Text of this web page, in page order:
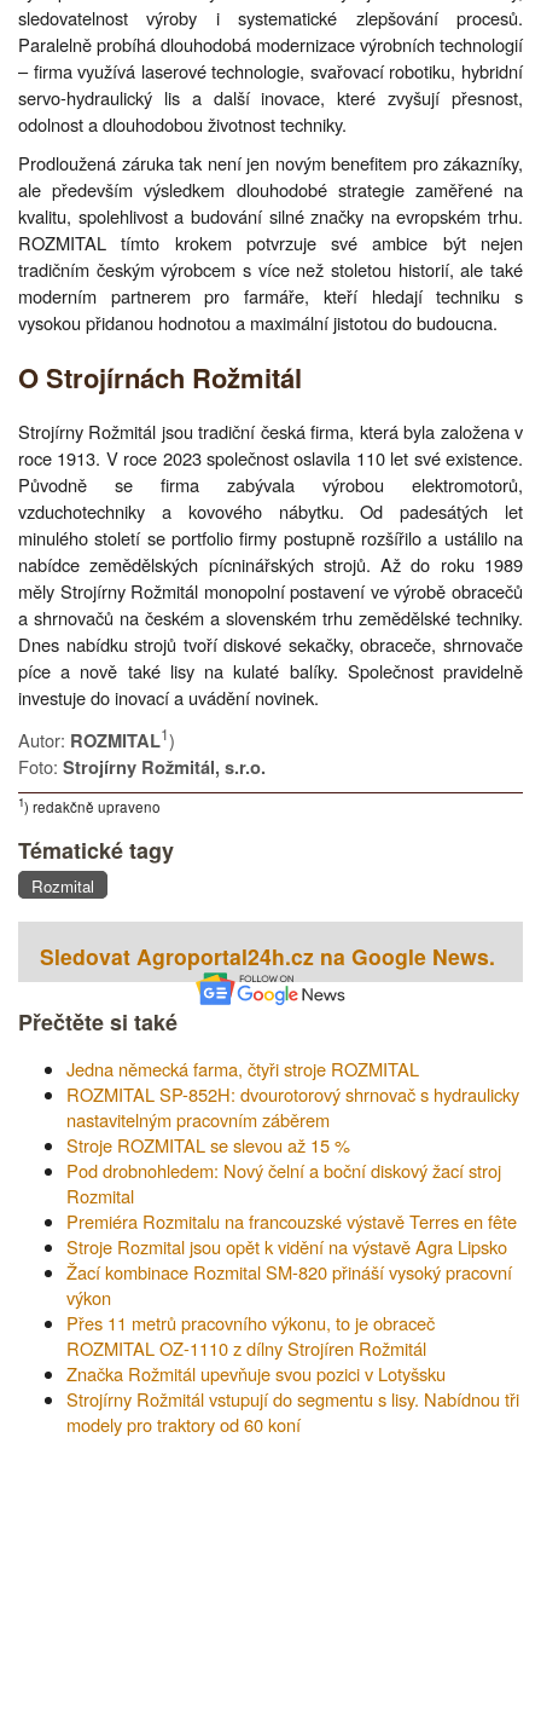
sledovatelnost výroby i systematické zlepšování procesů.
Paralelně probíhá dlouhodobá modernizace výrobních technologií
– firma využívá laserové technologie, svařovací robotiku, hybridní
servo-hydraulický lis a další inovace, které zvyšují přesnost,
odolnost a dlouhodobou životnost techniky.
Prodloužená záruka tak není jen novým benefitem pro zákazníky,
ale především výsledkem dlouhodobé strategie zaměřené na
kvalitu, spolehlivost a budování silné značky na evropském trhu.
ROZMITAL tímto krokem potvrzuje své ambice být nejen
tradičním českým výrobcem s více než stoletou historií, ale také
moderním partnerem pro farmáře, kteří hledají techniku s
vysokou přidanou hodnotou a maximální jistotou do budoucna.
O Strojírnách Rožmitál
Strojírny Rožmitál jsou tradiční česká firma, která byla založena v
roce 1913. V roce 2023 společnost oslavila 110 let své existence.
Původně se firma zabývala výrobou elektromotorů,
vzduchotechniky a kovového nábytku. Od padesátých let
minulého století se portfolio firmy postupně rozšířilo a ustálilo na
nabídce zemědělských pícninářských strojů. Až do roku 1989
měly Strojírny Rožmitál monopolní postavení ve výrobě obracečů
a shrnovačů na českém a slovenském trhu zemědělské techniky.
Dnes nabídku strojů tvoří diskové sekačky, obraceče, shrnovače
píce a nově také lisy na kulaté balíky. Společnost pravidelně
investuje do inovací a uvádění novinek.
Autor: ROZMITAL1)
Foto: Strojírny Rožmitál, s.r.o.
1) redakčně upraveno
Tématické tagy
Rozmital
Sledovat Agroportal24h.cz na Google News.
Přečtěte si také
Jedna německá farma, čtyři stroje ROZMITAL
ROZMITAL SP-852H: dvourotorový shrnovač s hydraulicky
nastavitelným pracovním záběrem
Stroje ROZMITAL se slevou až 15 %
Pod drobnohledem: Nový čelní a boční diskový žací stroj
Rozmital
Premiéra Rozmitalu na francouzské výstavě Terres en fête
Stroje Rozmital jsou opět k vidění na výstavě Agra Lipsko
Žací kombinace Rozmital SM-820 přináší vysoký pracovní
výkon
Přes 11 metrů pracovního výkonu, to je obraceč
ROZMITAL OZ-1110 z dílny Strojíren Rožmitál
Značka Rožmitál upevňuje svou pozici v Lotyšsku
Strojírny Rožmitál vstupují do segmentu s lisy. Nabídnou tři
modely pro traktory od 60 koní